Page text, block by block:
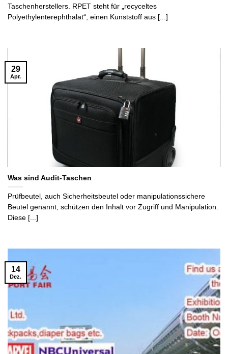
Taschenherstellers. RPET steht für „recyceltes
Polyethylenterephthalat“, einen Kunststoff aus [...]
Was sind Audit-Taschen
Prüfbeutel, auch Sicherheitsbeutel oder manipulationssichere
Beutel genannt, schützen den Inhalt vor Zugriff und Manipulation.
Diese [...]
29
Apr.
14
Dez.